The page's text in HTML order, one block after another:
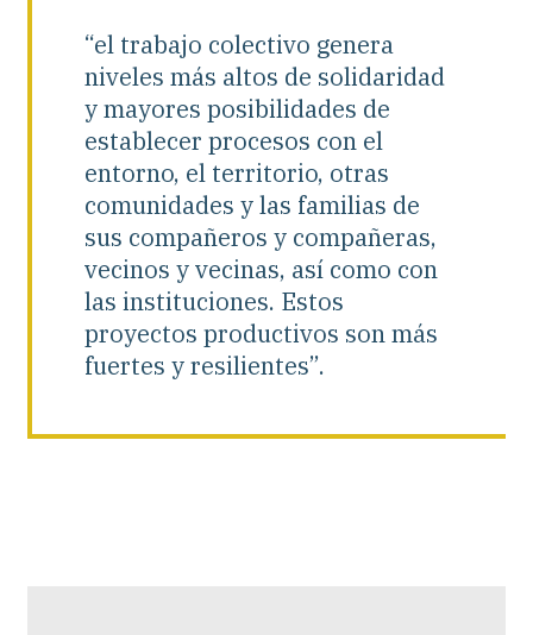
“el trabajo colectivo genera
niveles más altos de solidaridad
y mayores posibilidades de
establecer procesos con el
entorno, el territorio, otras
comunidades y las familias de
sus compañeros y compañeras,
vecinos y vecinas, así como con
las instituciones. Estos
proyectos productivos son más
fuertes y resilientes”.